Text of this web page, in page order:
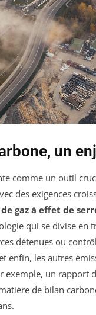
un
comme un outil
des exigences
gaz à effet de
qui se divise en
détenues ou
enfin, les autres
exemple, un
de bilan